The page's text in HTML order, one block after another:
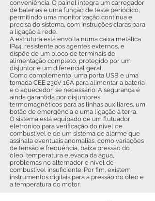
conveniência. O painel integra um carregador
de baterias e uma função de teste periódico,
permitindo uma monitorização contínua e
precisa do sistema, com instruções claras para
a ligação à rede.
A estrutura está envolta numa caixa metálica
IP44, resistente aos agentes externos, e
dispõe de um bloco de terminais de
alimentação completo, protegido por um
disjuntor e um diferencial geral.
Como complemento, uma porta USB e uma
tomada CEE 230V 16A para alimentar a bateria
e o aquecedor, se necessário. A segurança é
ainda garantida por disjuntores
termomagnéticos para as linhas auxiliares, um
botão de emergência e uma ligação à terra.
O sistema está equipado de um flutuador
eletrónico para verificação do nível de
combustível e de um sistema de alarme que
assinala eventuais anomalias, como variações
de tensão e frequência, baixa pressão do
óleo, temperatura elevada da água,
problemas no alternador e nível de
combustível insuficiente. Por fim, existem
instrumentos digitais para a pressão do óleo e
a temperatura do motor.